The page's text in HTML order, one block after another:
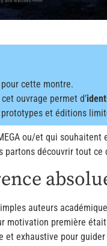
pour cette montre.
ouvrage permet d’
et éditions
ou/et qui
partons découvrir tout ce
auteurs
motivation première
et exhaustive pour